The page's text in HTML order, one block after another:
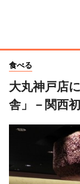
食べる
大丸神戸店
舎」－関西